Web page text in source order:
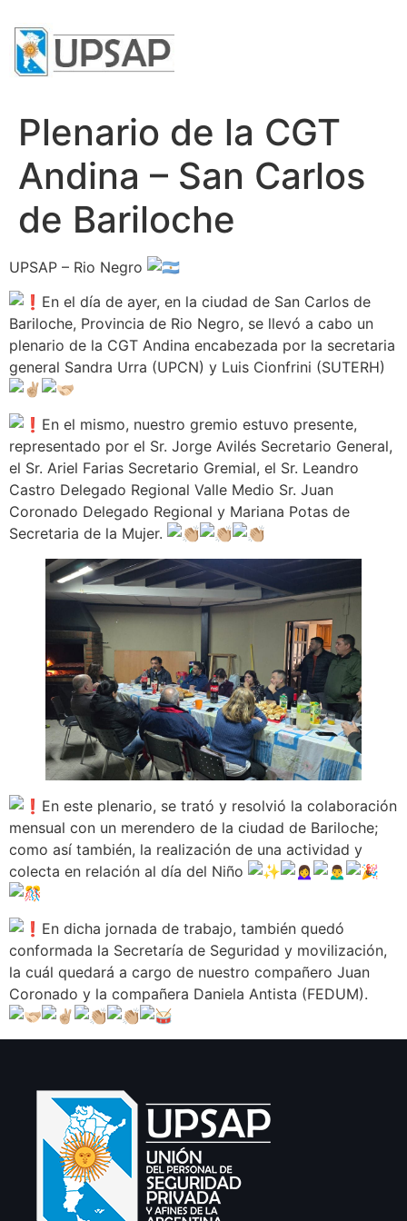
Plenario de la CGT
Andina – San Carlos
de Bariloche
UPSAP – Rio Negro
En el día de ayer, en la ciudad de San Carlos de
Bariloche, Provincia de Rio Negro, se llevó a cabo un
plenario de la CGT Andina encabezada por la secretaria
general Sandra Urra (UPCN) y Luis Cionfrini (SUTERH)
En el mismo, nuestro gremio estuvo presente,
representado por el Sr. Jorge Avilés Secretario General,
el Sr. Ariel Farias Secretario Gremial, el Sr. Leandro
Castro Delegado Regional Valle Medio Sr. Juan
Coronado Delegado Regional y Mariana Potas de
Secretaria de la Mujer.
En este plenario, se trató y resolvió la colaboración
mensual con un merendero de la ciudad de Bariloche;
como así también, la realización de una actividad y
colecta en relación al día del Niño
En dicha jornada de trabajo, también quedó
conformada la Secretaría de Seguridad y movilización,
la cuál quedará a cargo de nuestro compañero Juan
Coronado y la compañera Daniela Antista (FEDUM).